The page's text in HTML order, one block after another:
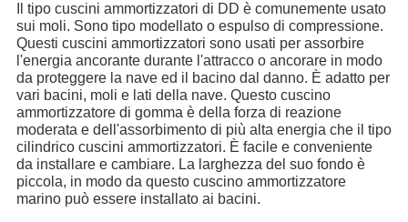
Il tipo cuscini ammortizzatori di DD è comunemente usato
sui moli. Sono tipo modellato o espulso di compressione.
Questi cuscini ammortizzatori sono usati per assorbire
l'energia ancorante durante l'attracco o ancorare in modo
da proteggere la nave ed il bacino dal danno. È adatto per
vari bacini, moli e lati della nave. Questo cuscino
ammortizzatore di gomma è della forza di reazione
moderata e dell'assorbimento di più alta energia che il tipo
cilindrico cuscini ammortizzatori. È facile e conveniente
da installare e cambiare. La larghezza del suo fondo è
piccola, in modo da questo cuscino ammortizzatore
marino può essere installato ai bacini.